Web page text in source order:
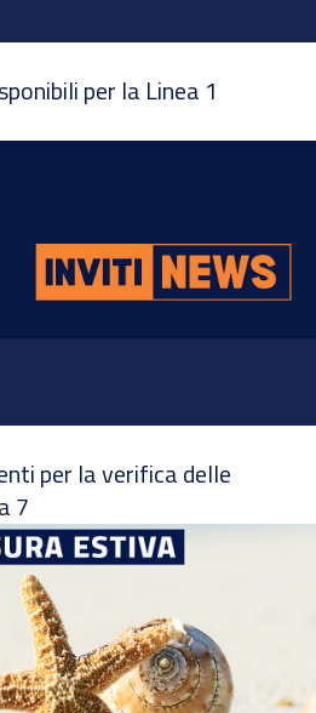
per la Linea 1
per la verifica delle
7